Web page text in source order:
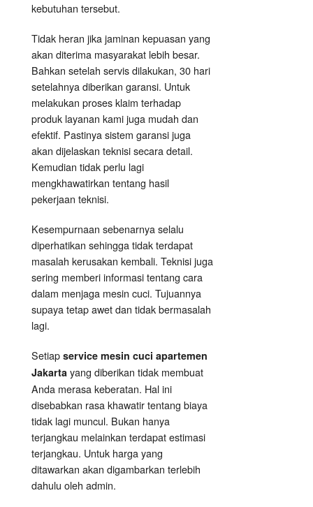
kebutuhan tersebut.
Tidak heran jika jaminan kepuasan yang
akan diterima masyarakat lebih besar.
Bahkan setelah servis dilakukan, 30 hari
setelahnya diberikan garansi. Untuk
melakukan proses klaim terhadap
produk layanan kami juga mudah dan
efektif. Pastinya sistem garansi juga
akan dijelaskan teknisi secara detail.
Kemudian tidak perlu lagi
mengkhawatirkan tentang hasil
pekerjaan teknisi.
Kesempurnaan sebenarnya selalu
diperhatikan sehingga tidak terdapat
masalah kerusakan kembali. Teknisi juga
sering memberi informasi tentang cara
dalam menjaga mesin cuci. Tujuannya
supaya tetap awet dan tidak bermasalah
lagi.
Setiap service mesin cuci apartemen
Jakarta yang diberikan tidak membuat
Anda merasa keberatan. Hal ini
disebabkan rasa khawatir tentang biaya
tidak lagi muncul. Bukan hanya
terjangkau melainkan terdapat estimasi
terjangkau. Untuk harga yang
ditawarkan akan digambarkan terlebih
dahulu oleh admin.